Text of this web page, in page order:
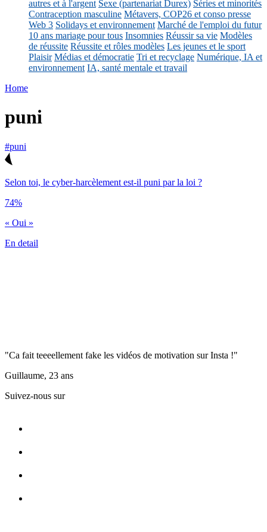
autres et à l'argent Sexe (partenariat Durex) Séries et minorités
Contraception masculine Métavers, COP26 et conso presse
Web 3 Solidays et environnement Marché de l'emploi du futur
10 ans mariage pour tous Insomnies Réussir sa vie Modèles
de réussite Réussite et rôles modèles Les jeunes et le sport
Plaisir Médias et démocratie Tri et recyclage Numérique, IA et
environnement IA, santé mentale et travail
Home
puni
#puni
Selon toi, le cyber-harcèlement est-il puni par la loi ?
74%
« Oui »
En detail
"Ca fait teeeellement fake les vidéos de motivation sur Insta !"
Guillaume, 23 ans
Suivez-nous sur